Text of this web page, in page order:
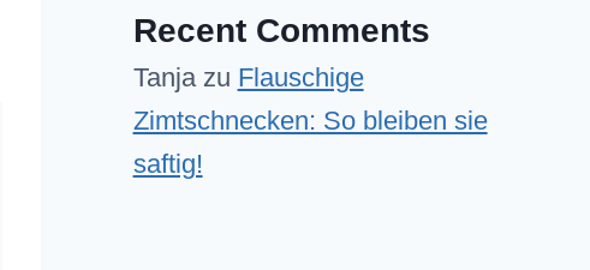
Recent Comments
Tanjazu Flauschige
Zimtschnecken: So bleiben sie
saftig!